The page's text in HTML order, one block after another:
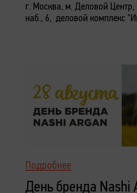
г. Москва, м. Деловой Центр,
наб., 6, деловой комплекс
Подробнее
День бренда Nashi